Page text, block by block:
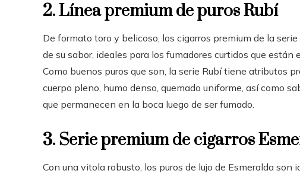
2. Línea premium de puros Rubí
De formato toro y belicoso, los cigarros premium de la
de su sabor, ideales para los fumadores curtidos que
Como buenos puros que son, la serie Rubí tiene atributos
cuerpo pleno, humo denso, quemado uniforme, así como
que permanecen en la boca luego de ser fumado.
3. Serie premium de cigarros
Con una vitola robusto, los puros de lujo de Esmeralda son